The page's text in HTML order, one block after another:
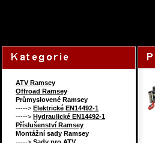
ATV Ramsey
Offroad Ramsey
Průmyslovené Ramsey
-----> Elektrické EN14492-1
-----> Hydraulické EN14492-1
Příslušenství Ramsey
Montážní sady Ramsey